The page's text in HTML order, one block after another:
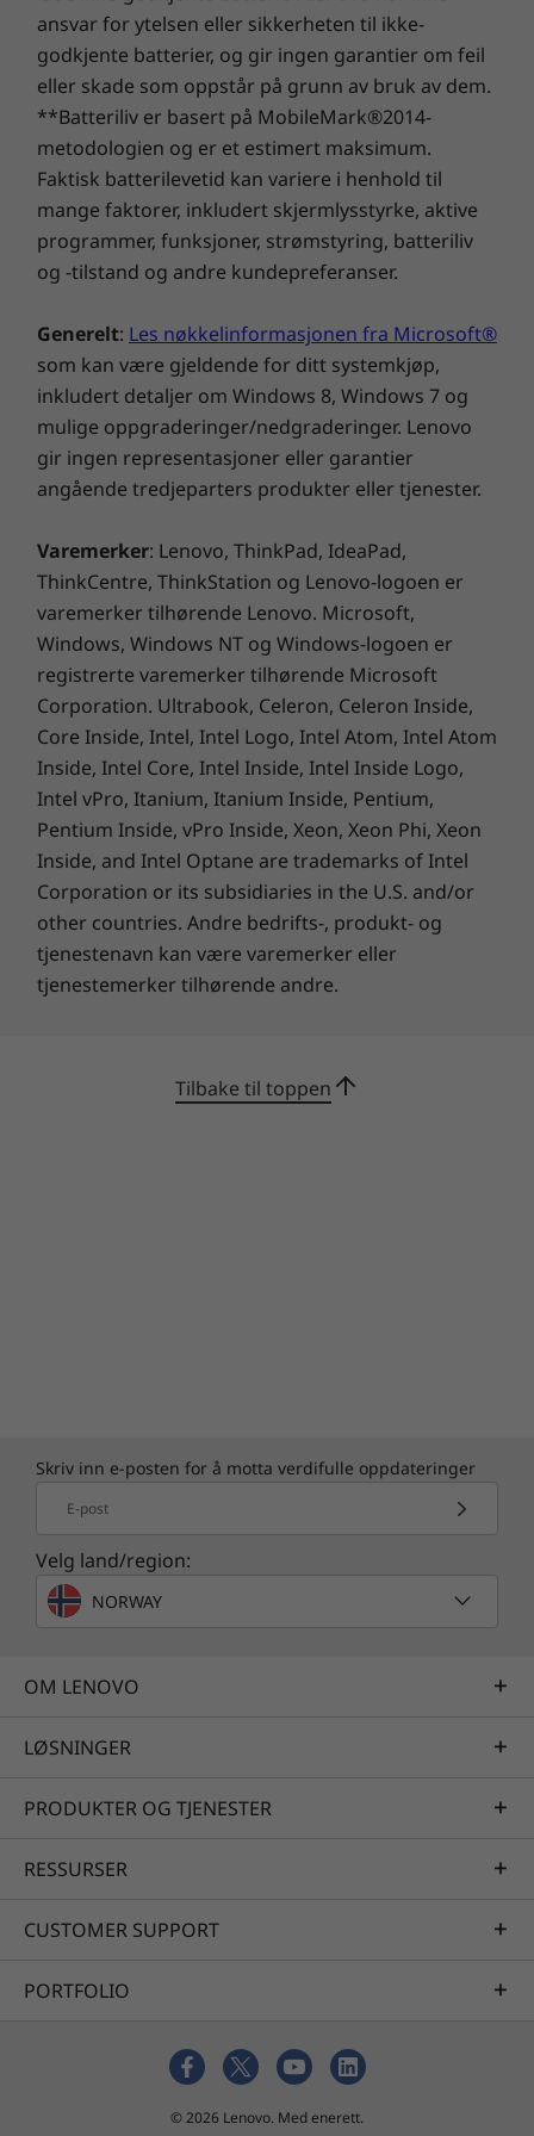
ansvar for ytelsen eller sikkerheten til ikke-
godkjente batterier, og gir ingen garantier om feil
eller skade som oppstår på grunn av bruk av dem.
**Batteriliv er basert på MobileMark®2014-
metodologien og er et estimert maksimum.
Faktisk batterilevetid kan variere i henhold til
mange faktorer, inkludert skjermlysstyrke, aktive
programmer, funksjoner, strømstyring, batteriliv
og -tilstand og andre kundepreferanser.
Generelt: Les nøkkelinformasjonen fra Microsoft®
som kan være gjeldende for ditt systemkjøp,
inkludert detaljer om Windows 8, Windows 7 og
mulige oppgraderinger/nedgraderinger. Lenovo
gir ingen representasjoner eller garantier
angående tredjeparters produkter eller tjenester.
Varemerker: Lenovo, ThinkPad, IdeaPad,
ThinkCentre, ThinkStation og Lenovo-logoen er
varemerker tilhørende Lenovo. Microsoft,
Windows, Windows NT og Windows-logoen er
registrerte varemerker tilhørende Microsoft
Corporation. Ultrabook, Celeron, Celeron Inside,
Core Inside, Intel, Intel Logo, Intel Atom, Intel Atom
Inside, Intel Core, Intel Inside, Intel Inside Logo,
Intel vPro, Itanium, Itanium Inside, Pentium,
Pentium Inside, vPro Inside, Xeon, Xeon Phi, Xeon
Inside, and Intel Optane are trademarks of Intel
Corporation or its subsidiaries in the U.S. and/or
other countries. Andre bedrifts-, produkt- og
tjenestenavn kan være varemerker eller
tjenestemerker tilhørende andre.
Tilbake til toppen
Skriv inn e-posten for å motta verdifulle oppdateringer
E-post
Velg land/region:
NORWAY
OM LENOVO
LØSNINGER
PRODUKTER OG TJENESTER
RESSURSER
CUSTOMER SUPPORT
PORTFOLIO
© 2026 Lenovo. Med enerett.